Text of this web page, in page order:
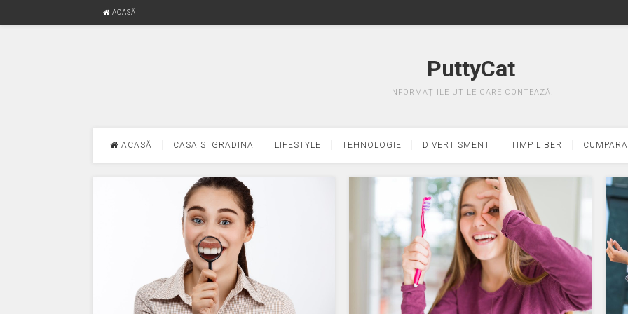
ACASĂ
PuttyCat
INFORMAȚIILE UTILE CARE CONTEAZĂ!
ACASĂ CASA SI GRADINA LIFESTYLE TEHNOLOGIE DIVERTISMENT TIMP LIBER